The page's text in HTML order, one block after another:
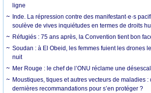
ligne
Inde. La répression contre des manifestant·e·s
soulève de vives inquiétudes en termes de droits
Réfugiés : 75 ans après, la Convention tient bon
Soudan : à El Obeid, les femmes fuient les drones
nuit
Mer Rouge : le chef de l’ONU réclame une
Moustiques, tiques et autres vecteurs de maladies
dernières recommandations pour s’en protéger ?